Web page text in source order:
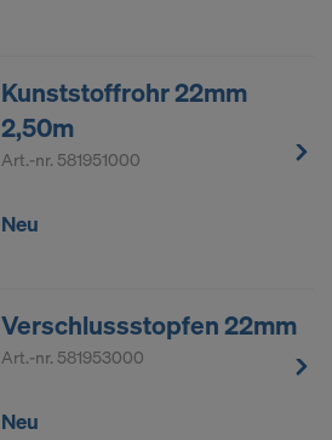
Kunststoffrohr 22mm
2,50m
Art.-nr. 581951000
Neu
Verschlussstopfen 22mm
Art.-nr. 581953000
Neu